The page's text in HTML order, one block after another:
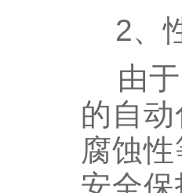
2、
由于
的自
腐蚀